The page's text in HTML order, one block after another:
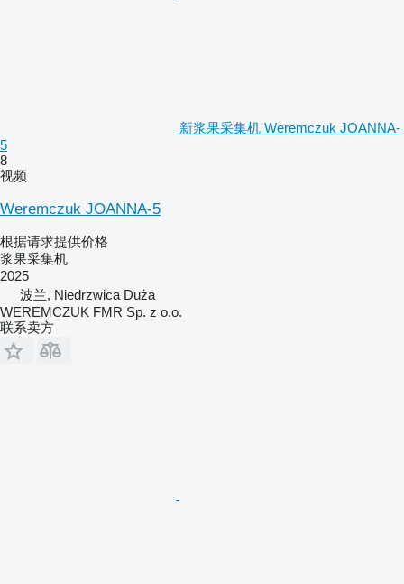
新浆果采集机 Weremczuk JOANNA-
5
8
视频
Weremczuk JOANNA-5
根据请求提供价格
浆果采集机
2025
波兰, Niedrzwica Duża
WEREMCZUK FMR Sp. z o.o.
联系卖方